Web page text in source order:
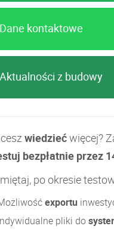
Dane kontaktowe
Aktualności z budowy
wiedziećwięcej?
bezpłatnie przez
po okresie
exportu
pliki do